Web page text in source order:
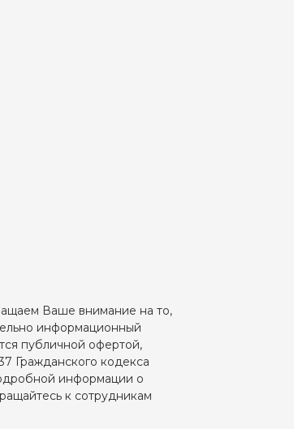
Ваше внимание на то,
информационный
публичной офертой,
Гражданского кодекса
информации о
к сотрудникам